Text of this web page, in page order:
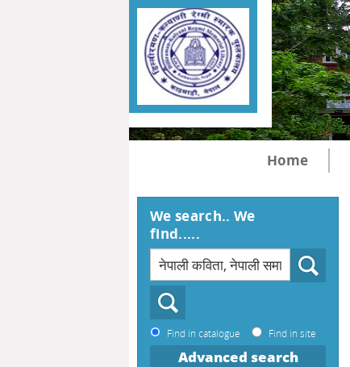
Home
We search.. We
find.....
Find in catalogue Find in site
Advanced search